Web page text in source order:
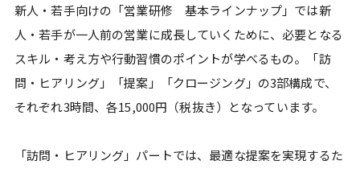
新人・若手向けの「営業研修 基本ラインナップ」では新
人・若手が一人前の営業に成長していくために、必要となる
スキル・考え方や行動習慣のポイントが学べるもの。「訪
問・ヒアリング」「提案」「クロージング」の3部構成で、
それぞれ3時間、各15,000円（税抜き）となっています。
「訪問・ヒアリング」パートでは、最適な提案を実現するた